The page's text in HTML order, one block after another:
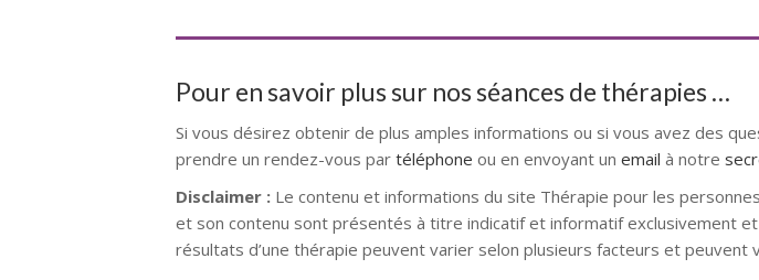
Pour en savoir plus sur nos séances de thérapies …
Si vous désirez obtenir de plus amples informations ou si vous avez des
prendre un rendez-vous par téléphone ou en envoyant un email à notre
Disclaimer : Le contenu et informations du site Thérapie pour les
et son contenu sont présentés à titre indicatif et informatif exclusivement
résultats d’une thérapie peuvent varier selon plusieurs facteurs et peuvent